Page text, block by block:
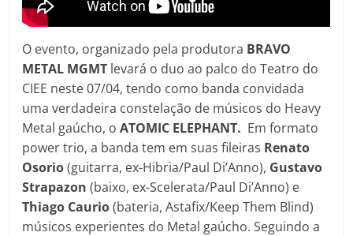
O evento, organizado pela produtora BRAVO
METAL MGMT levará o duo ao palco do Teatro do
CIEE neste 07/04, tendo como banda convidada
uma verdadeira constelação de músicos do Heavy
Metal gaúcho, oATOMIC ELEPHANT. Em formato
power trio, a banda tem em suas fileiras Renato
Osorio(guitarra, ex-Hibria/Paul Di’Anno), Gustavo
Strapazon (baixo, ex-Scelerata/Paul Di’Anno) e
Thiago Caurio(bateria, Astafix/Keep Them Blind)
músicos experientes do Metal gaúcho. Seguindo a